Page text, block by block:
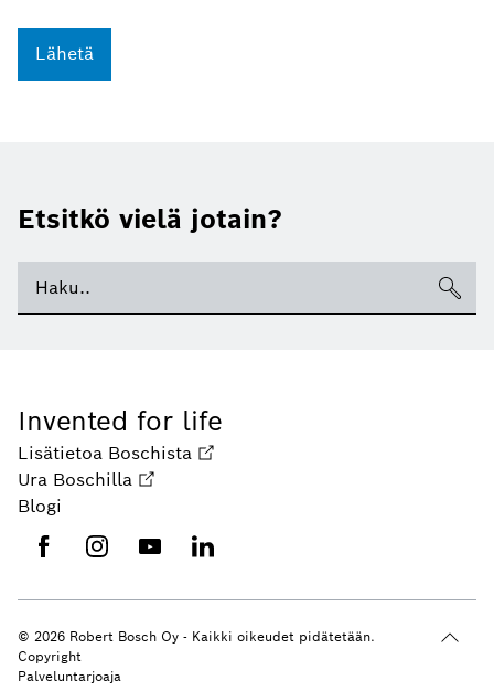
Lähetä
Etsitkö vielä jotain?
Invented for life
Lisätietoa Boschista
Ura Boschilla
Blogi
© 2026 Robert Bosch Oy - Kaikki oikeudet pidätetään.
Copyright
Palveluntarjoaja